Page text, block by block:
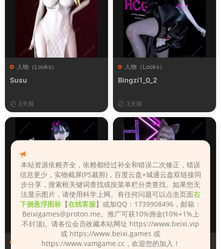
人物（Looks）
Susu
3天前
人物（Looks）
Bingzi1_0_2
3天前
人物（Looks） 人物（Looks）
本站资源依赖齐全，依赖都经过补全和错误二次修正，错误
信息更少，实物截屏(PS裁剪)，百度云盘+城通云盘双链接同
步分享，搜索框关键词查找或按菜单栏分类查找。如果您无
法显示图片，请使用科学上网。有任何问题可以点击页面右
下侧悬浮图标 【在线客服】或加QQ：1739908496，邮箱：
Beixigames@proton.me。推广可获10%佣金(10%+1%上
不封顶)。请各位会员收藏本站网址 https://www.beixi.vip
或 https://www.beixi.games 或
https://www.vamgame.cc，欢迎您的加入！